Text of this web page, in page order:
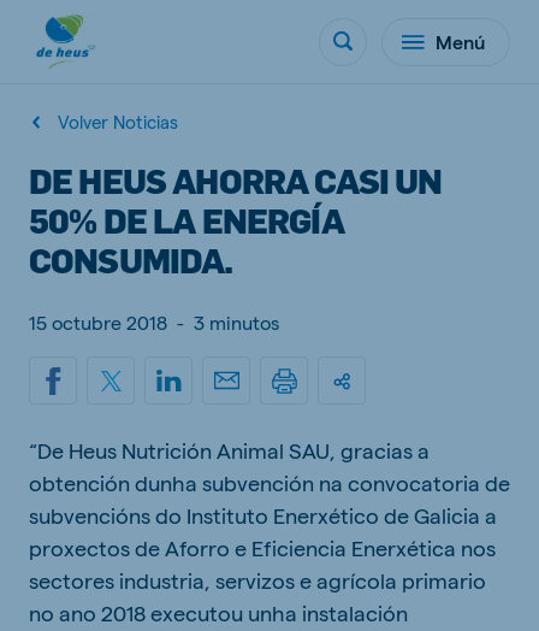
Menú
Volver Noticias
DE HEUS AHORRA CASI UN
50% DE LA ENERGÍA
CONSUMIDA.
15 octubre 2018 - 3 minutos
“De Heus Nutrición Animal SAU, gracias a
obtención dunha subvención na convocatoria de
subvencións do Instituto Enerxético de Galicia a
proxectos de Aforro e Eficiencia Enerxética nos
sectores industria, servizos e agrícola primario
no ano 2018 executou unha instalación